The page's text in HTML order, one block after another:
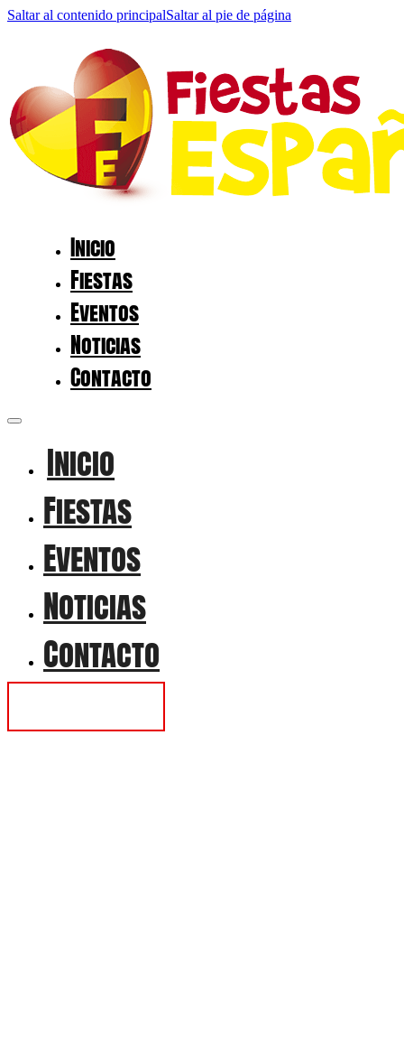
Saltar al contenido principalSaltar al pie de página
Inicio
Fiestas
Eventos
Noticias
Contacto
Inicio
Fiestas
Eventos
Noticias
Contacto